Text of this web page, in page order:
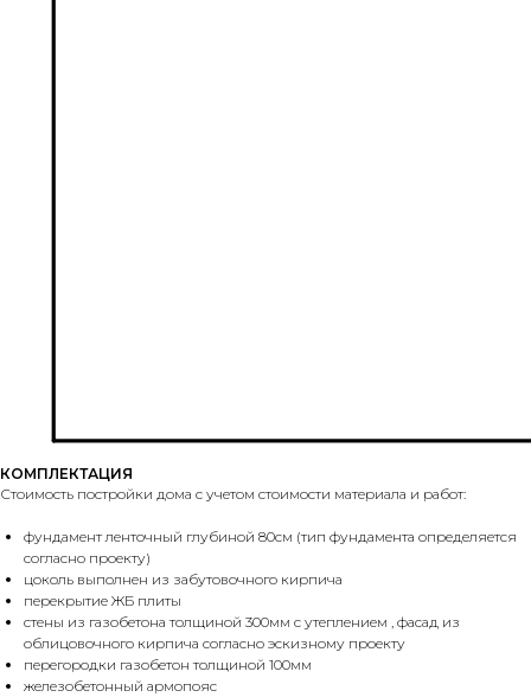
КОМПЛЕКТАЦИЯ
Стоимость постройки дома с учетом стоимости материала и работ:
фундамент ленточный глубиной 80см (тип фундамента определяется
согласно проекту)
цоколь выполнен из забутовочного кирпича
перекрытие ЖБ плиты
стены из газобетона толщиной 300мм с утеплением , фасад из
облицовочного кирпича согласно эскизному проекту
перегородки газобетон толщиной 100мм
железобетонный армопояс